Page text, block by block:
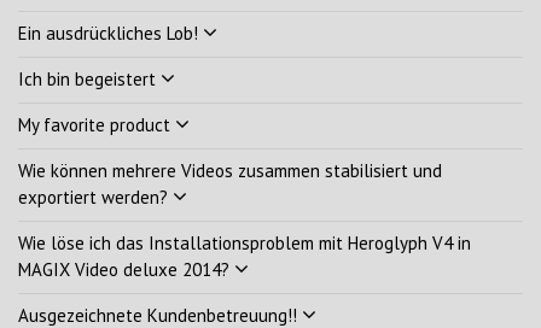
Ein ausdrückliches Lob!
Ich bin begeistert
My favorite product
Wie können mehrere Videos zusammen stabilisiert und
exportiert werden?
Wie löse ich das Installationsproblem mit Heroglyph V4 in
MAGIX Video deluxe 2014?
Ausgezeichnete Kundenbetreuung!!